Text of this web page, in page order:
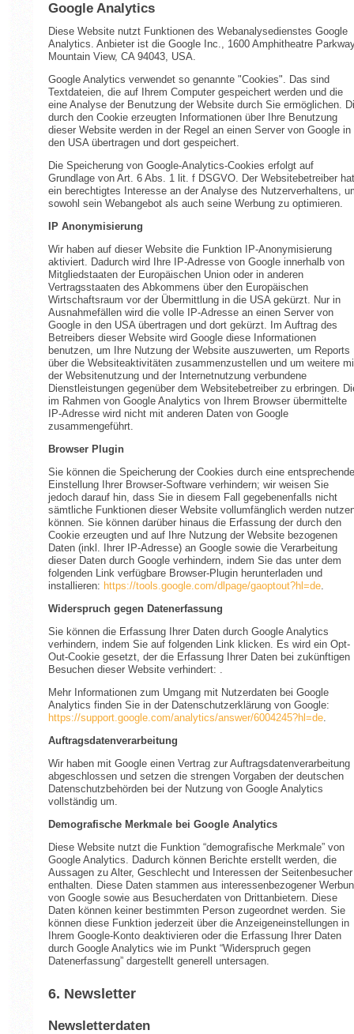
Google Analytics
Diese Website nutzt Funktionen des Webanalysedienstes Google
Analytics. Anbieter ist die Google Inc., 1600 Amphitheatre
Mountain View, CA 94043, USA.
Google Analytics verwendet so genannte "Cookies". Das sind
Textdateien, die auf Ihrem Computer gespeichert werden und die
eine Analyse der Benutzung der Website durch Sie ermöglichen.
durch den Cookie erzeugten Informationen über Ihre Benutzung
dieser Website werden in der Regel an einen Server von Google in
den USA übertragen und dort gespeichert.
Die Speicherung von Google-Analytics-Cookies erfolgt auf
Grundlage von Art. 6 Abs. 1 lit. f DSGVO. Der Websitebetreiber hat
ein berechtigtes Interesse an der Analyse des Nutzerverhaltens,
sowohl sein Webangebot als auch seine Werbung zu optimieren.
IP Anonymisierung
Wir haben auf dieser Website die Funktion IP-Anonymisierung
aktiviert. Dadurch wird Ihre IP-Adresse von Google innerhalb von
Mitgliedstaaten der Europäischen Union oder in anderen
Vertragsstaaten des Abkommens über den Europäischen
Wirtschaftsraum vor der Übermittlung in die USA gekürzt. Nur in
Ausnahmefällen wird die volle IP-Adresse an einen Server von
Google in den USA übertragen und dort gekürzt. Im Auftrag des
Betreibers dieser Website wird Google diese Informationen
benutzen, um Ihre Nutzung der Website auszuwerten, um Reports
über die Websiteaktivitäten zusammenzustellen und um weitere
der Websitenutzung und der Internetnutzung verbundene
Dienstleistungen gegenüber dem Websitebetreiber zu erbringen.
im Rahmen von Google Analytics von Ihrem Browser übermittelte
IP-Adresse wird nicht mit anderen Daten von Google
zusammengeführt.
Browser Plugin
Sie können die Speicherung der Cookies durch eine entsprechende
Einstellung Ihrer Browser-Software verhindern; wir weisen Sie
jedoch darauf hin, dass Sie in diesem Fall gegebenenfalls nicht
sämtliche Funktionen dieser Website vollumfänglich werden
können. Sie können darüber hinaus die Erfassung der durch den
Cookie erzeugten und auf Ihre Nutzung der Website bezogenen
Daten (inkl. Ihrer IP-Adresse) an Google sowie die Verarbeitung
dieser Daten durch Google verhindern, indem Sie das unter dem
folgenden Link verfügbare Browser-Plugin herunterladen und
installieren: https://tools.google.com/dlpage/gaoptout?hl=de.
Widerspruch gegen Datenerfassung
Sie können die Erfassung Ihrer Daten durch Google Analytics
verhindern, indem Sie auf folgenden Link klicken. Es wird ein Opt-
Out-Cookie gesetzt, der die Erfassung Ihrer Daten bei zukünftigen
Besuchen dieser Website verhindert: .
Mehr Informationen zum Umgang mit Nutzerdaten bei Google
Analytics finden Sie in der Datenschutzerklärung von Google:
https://support.google.com/analytics/answer/6004245?hl=de.
Auftragsdatenverarbeitung
Wir haben mit Google einen Vertrag zur Auftragsdatenverarbeitung
abgeschlossen und setzen die strengen Vorgaben der deutschen
Datenschutzbehörden bei der Nutzung von Google Analytics
vollständig um.
Demografische Merkmale bei Google Analytics
Diese Website nutzt die Funktion “demografische Merkmale” von
Google Analytics. Dadurch können Berichte erstellt werden, die
Aussagen zu Alter, Geschlecht und Interessen der Seitenbesucher
enthalten. Diese Daten stammen aus interessenbezogener
von Google sowie aus Besucherdaten von Drittanbietern. Diese
Daten können keiner bestimmten Person zugeordnet werden. Sie
können diese Funktion jederzeit über die Anzeigeneinstellungen in
Ihrem Google-Konto deaktivieren oder die Erfassung Ihrer Daten
durch Google Analytics wie im Punkt “Widerspruch gegen
Datenerfassung” dargestellt generell untersagen.
6. Newsletter
Newsletterdaten